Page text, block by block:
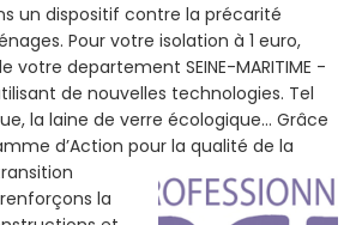
un dispositif contre la précarité
Pour votre isolation à 1 euro,
votre departement SEINE-MARITIME -
de nouvelles technologies. Tel
la laine de verre écologique... Grâce
d’Action pour la qualité de la
la